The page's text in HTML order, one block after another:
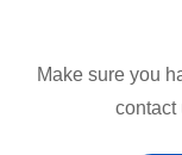
Make sure you
contact